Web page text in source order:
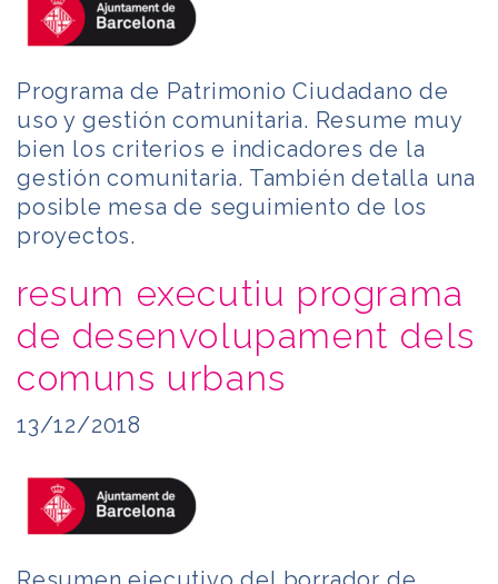
Programa de Patrimonio Ciudadano de
uso y gestión comunitaria. Resume muy
bien los criterios e indicadores de la
gestión comunitaria. También detalla una
posible mesa de seguimiento de los
proyectos.
resum executiu programa
de desenvolupament dels
comuns urbans
13/12/2018